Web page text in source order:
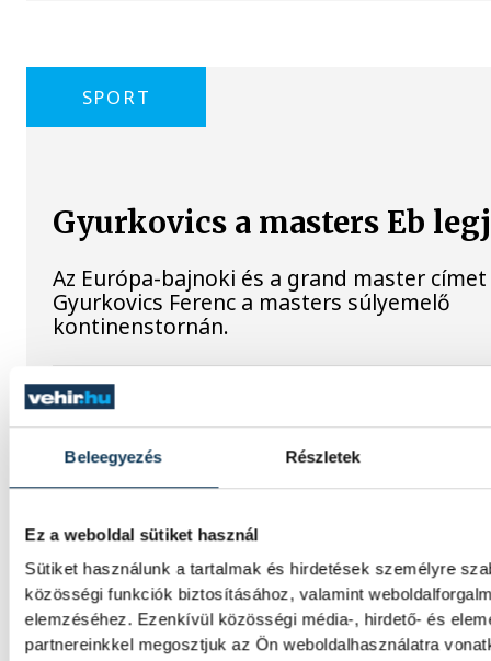
Beleegyezés Részletek
Ez a weboldal sütiket használ
Sütiket használunk a tartalmak és hirdetések személyre
közösségi funkciók biztosításához, valamint
elemzéséhez. Ezenkívül közösségi média-, hirdető- és
partnereinkkel megosztjuk az Ön weboldalhasználatra
SPORT
Gyurkovics a masters Eb
Az Európa-bajnoki és a grand master
Gyurkovics Ferenc a masters súlyemelő
kontinenstornán.
Férfi kézilabda ifjúsági Eb:
jutott elődöntőbe a magyar
A magyar férfi ifjúsági kézilabda-
kikapott Szlovéniától a belgrádi
bajnokság csütörtöki negyeddöntőjében.
A bajnokesélyes otthonában